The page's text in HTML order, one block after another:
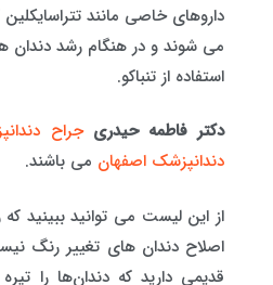
داروهای خاصی مانند
می شوند و در هنگام رشد دندان
استفاده از تنباکو.
دکتر فاطمه حیدری جراح
دندانپزشک اصفهان می باشند.
از این لیست می توانید ببینید
اصلاح دندان های تغییر رنگ
قدیمی دارید که دندان‌ها را